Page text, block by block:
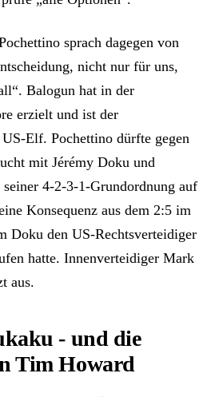
sprach dagegen von
nicht nur für uns,
Balogun hat in der
erzielt und ist der
Elf. Pochettino dürfte gegen
mit Jérémy Doku und
4-2-3-1-Grundordnung auf
Konsequenz aus dem 2:5 im
Doku den US-Rechtsverteidiger
hatte. Innenverteidiger Mark
aus.
- und die
Tim Howard